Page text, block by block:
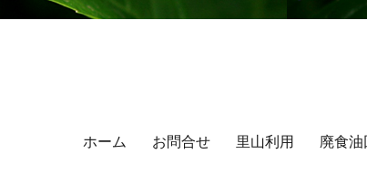
ホーム お問合せ 里山利用 廃食油